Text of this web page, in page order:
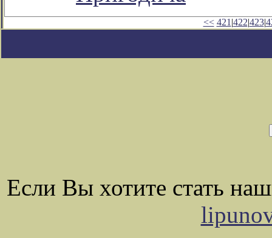
<< 421 |422|423|
Если Вы хотите стать